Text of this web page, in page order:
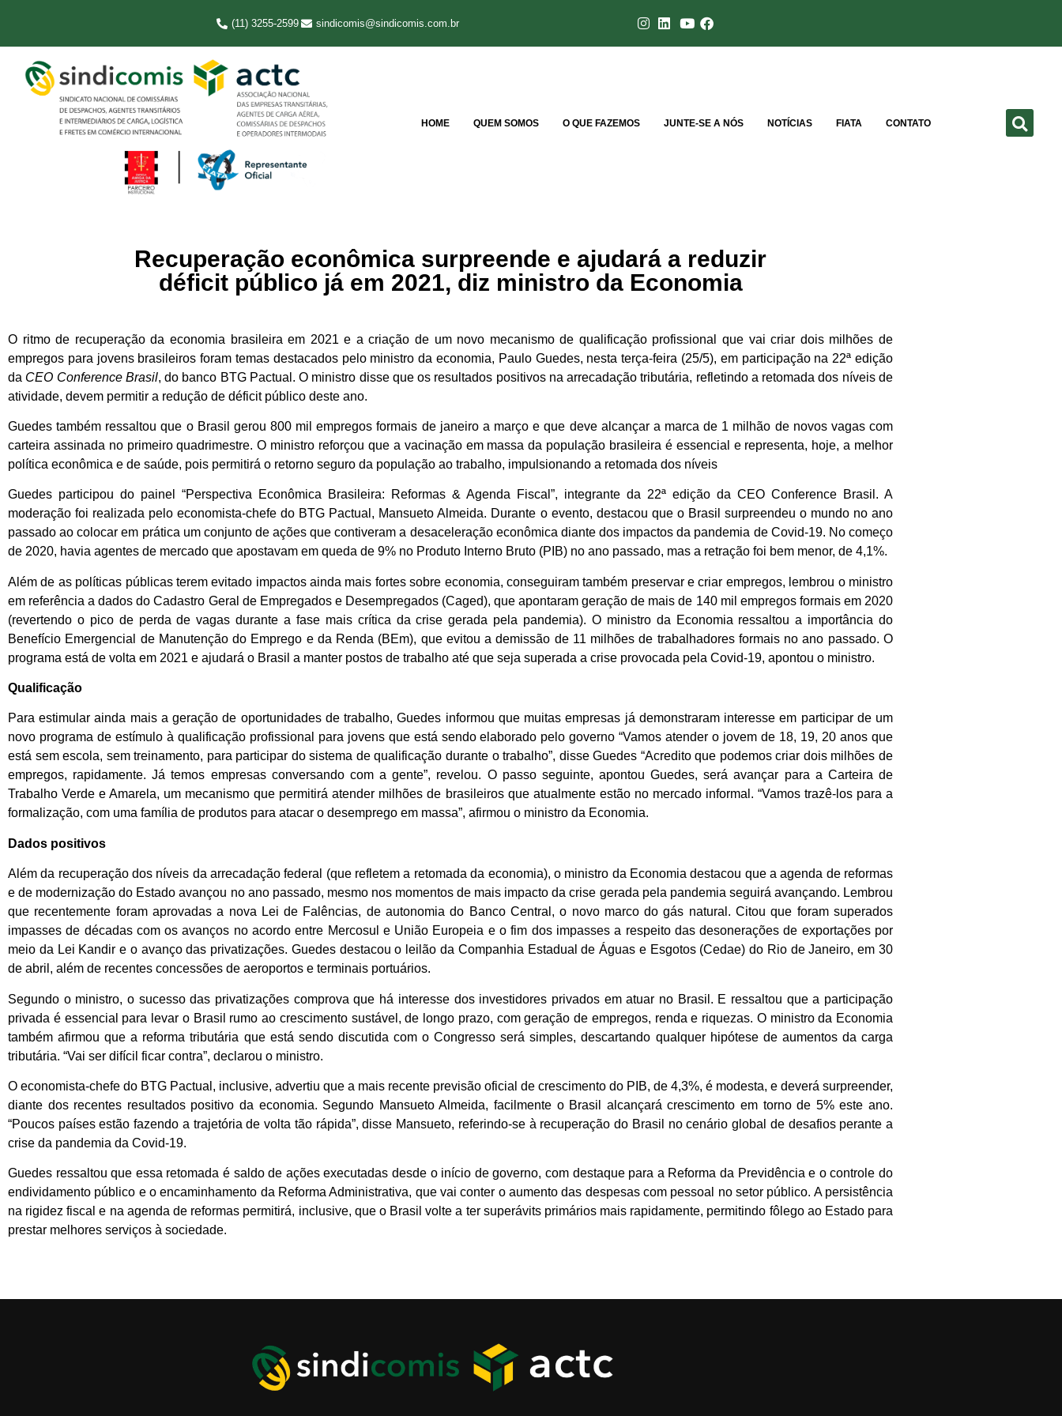
(11) 3255-2599 sindicomis@sindicomis.com.br
HOME QUEM SOMOS O QUE FAZEMOS JUNTE-SE A NÓS NOTÍCIAS FIATA CONTATO
Recuperação econômica surpreende e ajudará a reduzir
déficit público já em 2021, diz ministro da Economia
O ritmo de recuperação da economia brasileira em 2021 e a criação de um novo mecanismo de qualificação profissional que vai criar dois milhões de
empregos para jovens brasileiros foram temas destacados pelo ministro da economia, Paulo Guedes, nesta terça-feira (25/5), em participação na 22ª edição
da CEO Conference Brasil, do banco BTG Pactual. O ministro disse que os resultados positivos na arrecadação tributária, refletindo a retomada dos níveis de
atividade, devem permitir a redução de déficit público deste ano.
Guedes também ressaltou que o Brasil gerou 800 mil empregos formais de janeiro a março e que deve alcançar a marca de 1 milhão de novos vagas com
carteira assinada no primeiro quadrimestre. O ministro reforçou que a vacinação em massa da população brasileira é essencial e representa, hoje, a melhor
política econômica e de saúde, pois permitirá o retorno seguro da população ao trabalho, impulsionando a retomada dos níveis
Guedes participou do painel “Perspectiva Econômica Brasileira: Reformas & Agenda Fiscal”, integrante da 22ª edição da CEO Conference Brasil. A
moderação foi realizada pelo economista-chefe do BTG Pactual, Mansueto Almeida. Durante o evento, destacou que o Brasil surpreendeu o mundo no ano
passado ao colocar em prática um conjunto de ações que contiveram a desaceleração econômica diante dos impactos da pandemia de Covid-19. No começo
de 2020, havia agentes de mercado que apostavam em queda de 9% no Produto Interno Bruto (PIB) no ano passado, mas a retração foi bem menor, de 4,1%.
Além de as políticas públicas terem evitado impactos ainda mais fortes sobre economia, conseguiram também preservar e criar empregos, lembrou o ministro
em referência a dados do Cadastro Geral de Empregados e Desempregados (Caged), que apontaram geração de mais de 140 mil empregos formais em 2020
(revertendo o pico de perda de vagas durante a fase mais crítica da crise gerada pela pandemia). O ministro da Economia ressaltou a importância do
Benefício Emergencial de Manutenção do Emprego e da Renda (BEm), que evitou a demissão de 11 milhões de trabalhadores formais no ano passado. O
programa está de volta em 2021 e ajudará o Brasil a manter postos de trabalho até que seja superada a crise provocada pela Covid-19, apontou o ministro.
Qualificação
Para estimular ainda mais a geração de oportunidades de trabalho, Guedes informou que muitas empresas já demonstraram interesse em participar de um
novo programa de estímulo à qualificação profissional para jovens que está sendo elaborado pelo governo “Vamos atender o jovem de 18, 19, 20 anos que
está sem escola, sem treinamento, para participar do sistema de qualificação durante o trabalho”, disse Guedes “Acredito que podemos criar dois milhões de
empregos, rapidamente. Já temos empresas conversando com a gente”, revelou. O passo seguinte, apontou Guedes, será avançar para a Carteira de
Trabalho Verde e Amarela, um mecanismo que permitirá atender milhões de brasileiros que atualmente estão no mercado informal. “Vamos trazê-los para a
formalização, com uma família de produtos para atacar o desemprego em massa”, afirmou o ministro da Economia.
Dados positivos
Além da recuperação dos níveis da arrecadação federal (que refletem a retomada da economia), o ministro da Economia destacou que a agenda de reformas
e de modernização do Estado avançou no ano passado, mesmo nos momentos de mais impacto da crise gerada pela pandemia seguirá avançando. Lembrou
que recentemente foram aprovadas a nova Lei de Falências, de autonomia do Banco Central, o novo marco do gás natural. Citou que foram superados
impasses de décadas com os avanços no acordo entre Mercosul e União Europeia e o fim dos impasses a respeito das desonerações de exportações por
meio da Lei Kandir e o avanço das privatizações. Guedes destacou o leilão da Companhia Estadual de Águas e Esgotos (Cedae) do Rio de Janeiro, em 30
de abril, além de recentes concessões de aeroportos e terminais portuários.
Segundo o ministro, o sucesso das privatizações comprova que há interesse dos investidores privados em atuar no Brasil. E ressaltou que a participação
privada é essencial para levar o Brasil rumo ao crescimento sustável, de longo prazo, com geração de empregos, renda e riquezas. O ministro da Economia
também afirmou que a reforma tributária que está sendo discutida com o Congresso será simples, descartando qualquer hipótese de aumentos da carga
tributária. “Vai ser difícil ficar contra”, declarou o ministro.
O economista-chefe do BTG Pactual, inclusive, advertiu que a mais recente previsão oficial de crescimento do PIB, de 4,3%, é modesta, e deverá surpreender,
diante dos recentes resultados positivo da economia. Segundo Mansueto Almeida, facilmente o Brasil alcançará crescimento em torno de 5% este ano.
“Poucos países estão fazendo a trajetória de volta tão rápida”, disse Mansueto, referindo-se à recuperação do Brasil no cenário global de desafios perante a
crise da pandemia da Covid-19.
Guedes ressaltou que essa retomada é saldo de ações executadas desde o início de governo, com destaque para a Reforma da Previdência e o controle do
endividamento público e o encaminhamento da Reforma Administrativa, que vai conter o aumento das despesas com pessoal no setor público. A persistência
na rigidez fiscal e na agenda de reformas permitirá, inclusive, que o Brasil volte a ter superávits primários mais rapidamente, permitindo fôlego ao Estado para
prestar melhores serviços à sociedade.